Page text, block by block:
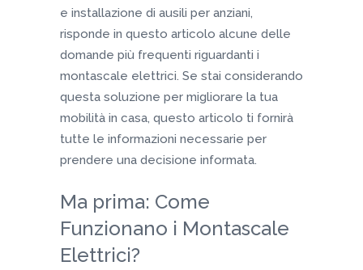
e installazione di ausili per anziani,
risponde in questo articolo alcune delle
domande più frequenti riguardanti i
montascale elettrici. Se stai considerando
questa soluzione per migliorare la tua
mobilità in casa, questo articolo ti fornirà
tutte le informazioni necessarie per
prendere una decisione informata.
Ma prima: Come
Funzionano i Montascale
Elettrici?